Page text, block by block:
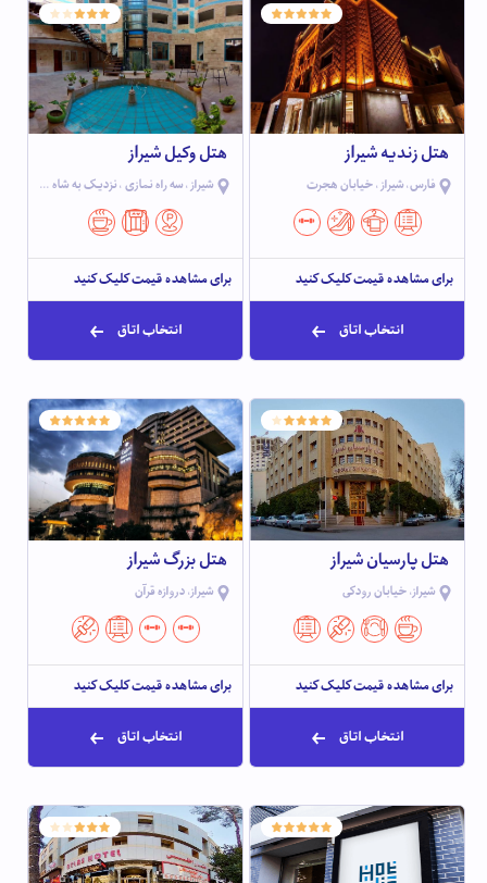
هتل زندیه شیراز
فارس، شیراز ، خیابان هجرت
برای مشاهده قیمت کلیک کنید
انتخاب اتاق
هتل وکیل شیراز
شیراز ، سه راه نمازی ، نزدیک به شاه چراغ
برای مشاهده قیمت کلیک کنید
انتخاب اتاق
هتل پارسیان شیراز
شیراز، خیابان رودکی
برای مشاهده قیمت کلیک کنید
انتخاب اتاق
هتل بزرگ شیراز
شیراز، دروازه قرآن
برای مشاهده قیمت کلیک کنید
انتخاب اتاق